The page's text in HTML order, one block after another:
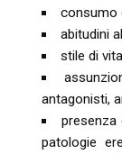
consumo
abitudini
stile di
antagonisti,
presenza
patologie